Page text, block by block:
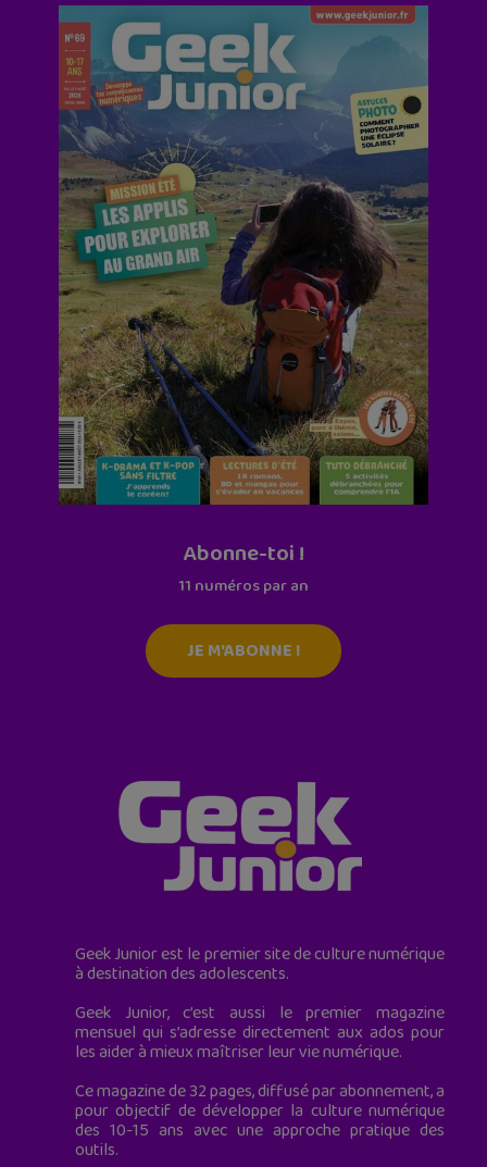
Abonne-toi !
11 numéros par an
JE M'ABONNE !
Geek Junior est le premier site de culture numérique
à destination des adolescents.
Geek Junior, c’est aussi le premier magazine
mensuel qui s’adresse directement aux ados pour
les aider à mieux maîtriser leur vie numérique.
Ce magazine de 32 pages, diffusé par abonnement, a
pour objectif de développer la culture numérique
des 10-15 ans avec une approche pratique des
outils.